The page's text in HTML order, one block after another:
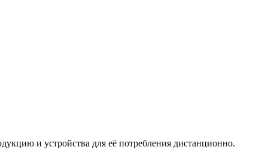
и устройства для её потребления дистанционно.